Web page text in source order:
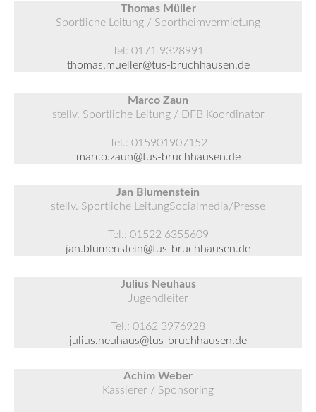
Thomas Müller
Sportliche Leitung / Sportheimvermietung
Tel: 0171 9328991
thomas.mueller@tus-bruchhausen.de
Marco Zaun
stellv. Sportliche Leitung / DFB Koordinator
Tel.: 015901907152
marco.zaun@tus-bruchhausen.de
Jan Blumenstein
stellv. Sportliche LeitungSocialmedia/Presse
Tel.: 01522 6355609
jan.blumenstein@tus-bruchhausen.de
Julius Neuhaus
Jugendleiter
Tel.: 0162 3976928
julius.neuhaus@tus-bruchhausen.de
Achim Weber
Kassierer / Sponsoring